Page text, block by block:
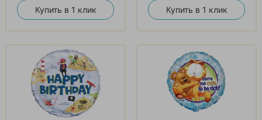
Купить в 1 клик Купить в 1 клик